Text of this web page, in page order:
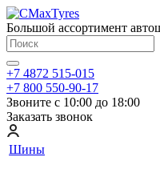
Большой ассортимент
+7 4872 515-015
+7 800 550-90-17
Звоните с 10:00 до 18:00
Заказать звонок
Шины